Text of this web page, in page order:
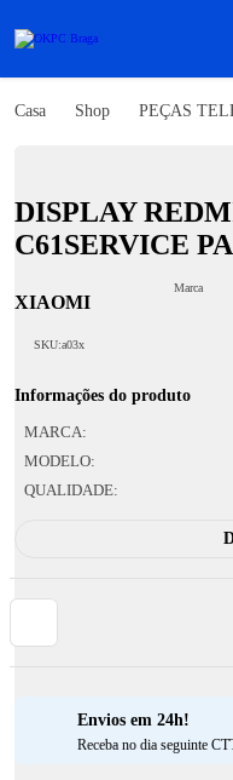
Casa Shop PEÇAS
DISPLAY
C61SERVICE
XIAOMI
Marca
SKU:a03x
Informações do produto
MARCA:
MODELO:
QUALIDADE:
Envios em 24h!
Receba no dia seguinte